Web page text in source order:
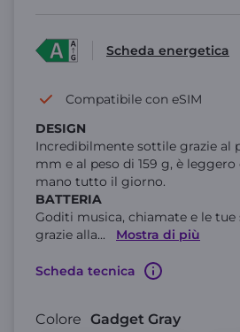
Scheda energetica
Compatibile con eSIM
DESIGN
Incredibilmente sottile grazie al
mm e al peso di 159 g, è
mano tutto il giorno.​
BATTERIA
Goditi musica, chiamate e le tue
grazie alla... Mostra di più
Scheda tecnica
Colore Gadget Gray